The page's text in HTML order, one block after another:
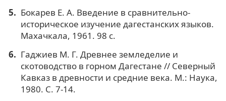
Бокaрев Е. A. Введение в сравнительно-
историческое изучение дагестанских языков.
Мaхaчкaлa, 1961. 98 с.
Гaджиев М. Г. Древнее земледелие и
скотоводство в горном Дагестане // Северный
Кaвкaз в древности и средние века. М.: Наука,
1980. С. 7-14.